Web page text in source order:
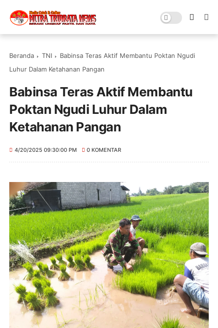
Beranda TNI
Babinsa Teras Aktif Membantu Poktan Ngudi
Luhur Dalam Ketahanan Pangan
Babinsa Teras Aktif Membantu
Poktan Ngudi Luhur Dalam
Ketahanan Pangan
4/20/2025 09:30:00 PM 0 KOMENTAR